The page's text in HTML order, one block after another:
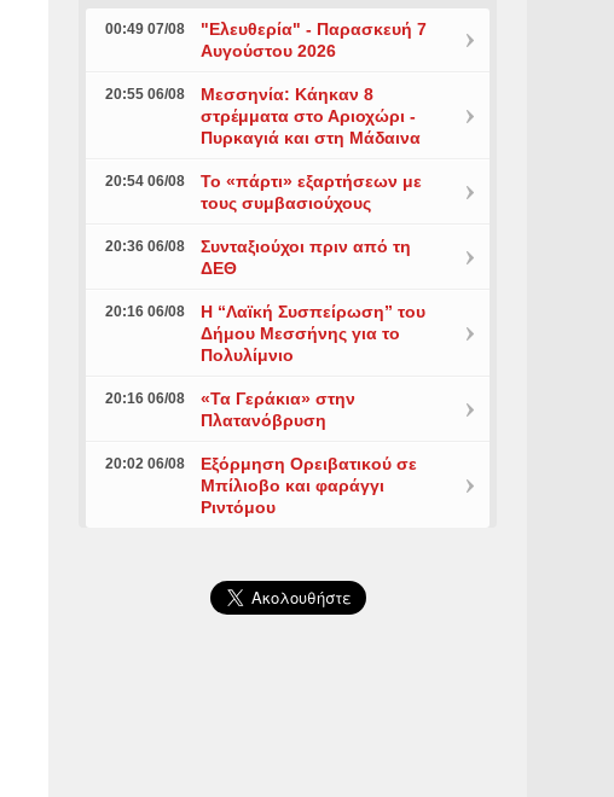
00:49 07/08
"Ελευθερία" - Παρασκευή 7
Αυγούστου 2026
20:55 06/08
Μεσσηνία: Κάηκαν 8
στρέμματα στο Αριοχώρι -
Πυρκαγιά και στη Μάδαινα
20:54 06/08
Το «πάρτι» εξαρτήσεων με
τους συμβασιούχους
20:36 06/08
Συνταξιούχοι πριν από τη
ΔΕΘ
20:16 06/08
Η “Λαϊκή Συσπείρωση” του
Δήμου Μεσσήνης για το
Πολυλίμνιο
20:16 06/08
«Τα Γεράκια» στην
Πλατανόβρυση
20:02 06/08
Εξόρμηση Ορειβατικού σε
Μπίλιοβο και φαράγγι
Ριντόμου